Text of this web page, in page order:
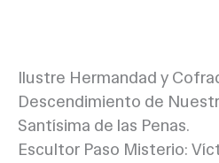
Ilustre Hermandad y
Descendimiento de
Santísima de las Penas.
Escultor Paso Misterio: